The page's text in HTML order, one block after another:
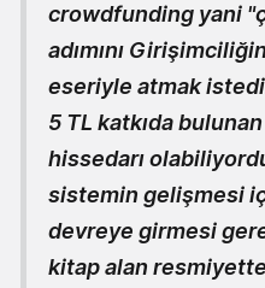
crowdfunding yani
adımını
eseriyle atmak
5 TL katkıda
hissedarı
sistemin gelişmesi
devreye girmesi
kitap alan